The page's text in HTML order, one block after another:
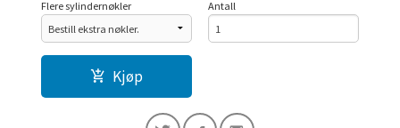
Flere sylindernøkler Antall
Kjøp